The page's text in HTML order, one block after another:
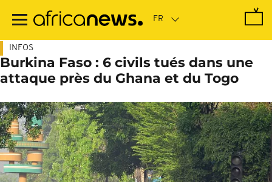
contenu
INFOS
Burkina Faso : 6 civils tués dans une
attaque près du Ghana et du Togo